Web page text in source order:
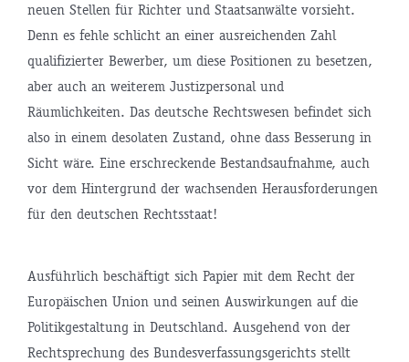
neuen Stellen für Richter und Staatsanwälte vorsieht.
Denn es fehle schlicht an einer ausreichenden Zahl
qualifizierter Bewerber, um diese Positionen zu besetzen,
aber auch an weiterem Justizpersonal und
Räumlichkeiten. Das deutsche Rechtswesen befindet sich
also in einem desolaten Zustand, ohne dass Besserung in
Sicht wäre. Eine erschreckende Bestandsaufnahme, auch
vor dem Hintergrund der wachsenden Herausforderungen
für den deutschen Rechtsstaat!
Ausführlich beschäftigt sich Papier mit dem Recht der
Europäischen Union und seinen Auswirkungen auf die
Politikgestaltung in Deutschland. Ausgehend von der
Rechtsprechung des Bundesverfassungsgerichts stellt